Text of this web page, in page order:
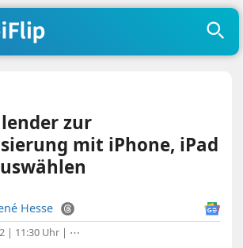
zur
mit iPhone, iPad
Hesse
| 11:30 Uhr | ⋯